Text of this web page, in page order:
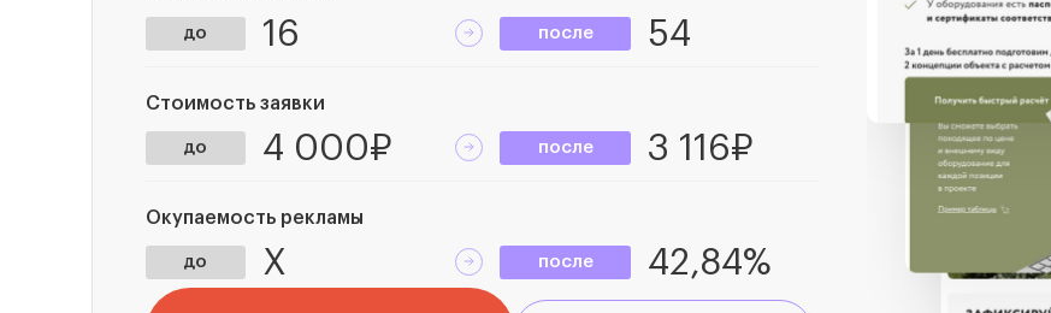
до 16 после 54
Стоимость заявки
до 4 000₽ после 3 116₽
Окупаемость рекламы
до X после 42,84%